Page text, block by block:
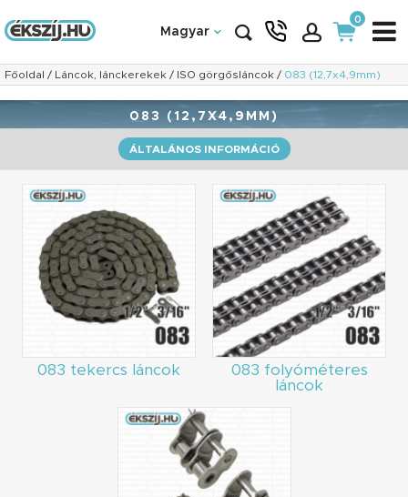
Magyar
0
Főoldal / Láncok, lánckerekek / ISO görgősláncok / 083 (12,7x4,9mm)
083 (12,7X4,9MM)
ÁLTALÁNOS INFORMÁCIÓ
083 tekercs láncok
083 folyóméteres
láncok